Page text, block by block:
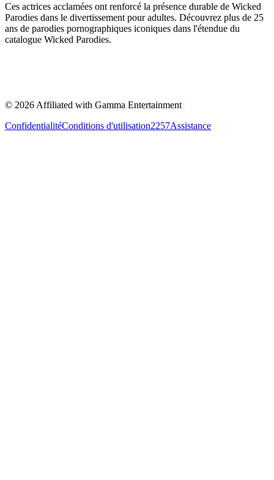
Ces actrices acclamées ont renforcé la présence durable de Wicked
Parodies dans le divertissement pour adultes. Découvrez plus de 25
ans de parodies pornographiques iconiques dans l'étendue du
catalogue Wicked Parodies.
© 2026 Affiliated with Gamma Entertainment
ConfidentialitéConditions d'utilisation2257Assistance